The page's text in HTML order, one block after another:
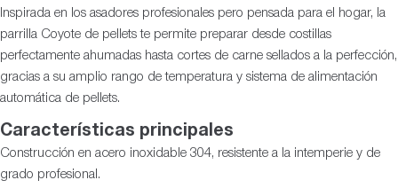
Inspirada en los asadores profesionales pero pensada para el hogar, la
parrilla Coyote de pellets te permite preparar desde costillas
perfectamente ahumadas hasta cortes de carne sellados a la perfección,
gracias a su amplio rango de temperatura y sistema de alimentación
automática de pellets.
Características principales
Construcción en acero inoxidable 304, resistente a la intemperie y de
grado profesional.